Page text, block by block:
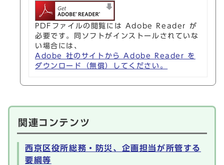
PDFファイルの閲覧には Adobe Reader が
必要です。同ソフトがインストールされていな
い場合には、
Adobe 社のサイトから Adobe Reader を
ダウンロード（無償）してください。
関連コンテンツ
西京区役所総務・防災、企画担当が所管する
要綱等